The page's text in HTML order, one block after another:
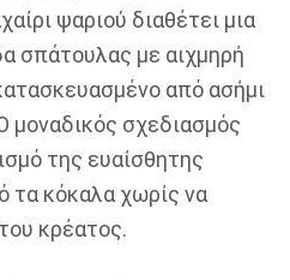
ψαριού διαθέτει μια
σπάτουλας με αιχμηρή
από ασήμι
μοναδικός σχεδιασμός
της ευαίσθητης
τα κόκαλα χωρίς να
κρέατος.